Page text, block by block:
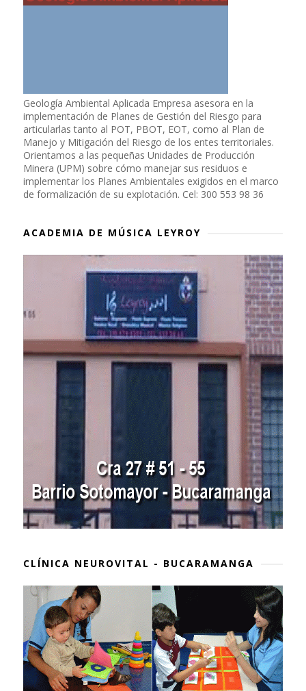
Geología Ambiental Aplicada Empresa asesora en la
implementación de Planes de Gestión del Riesgo para
articularlas tanto al POT, PBOT, EOT, como al Plan de
Manejo y Mitigación del Riesgo de los entes territoriales.
Orientamos a las pequeñas Unidades de Producción
Minera (UPM) sobre cómo manejar sus residuos e
implementar los Planes Ambientales exigidos en el marco
de formalización de su explotación. Cel: 300 553 98 36
ACADEMIA DE MÚSICA LEYROY
CLÍNICA NEUROVITAL - BUCARAMANGA